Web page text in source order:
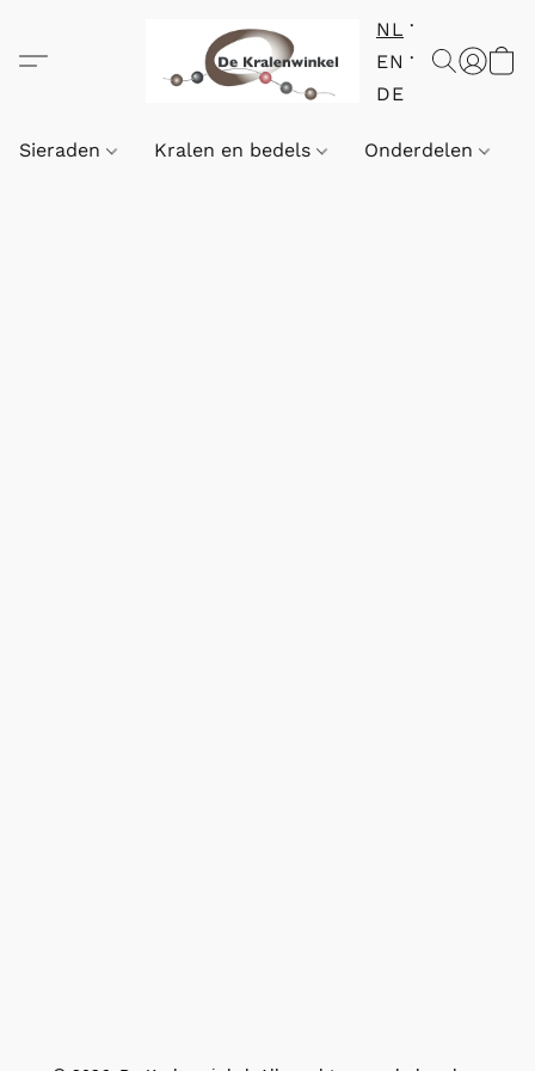
NL
EN
DE
Sieraden Kralen en bedels Onderdelen